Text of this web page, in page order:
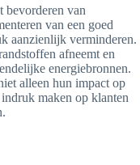
bevorderen van
van een goed
aanzienlijk verminderen.
afneemt en
energiebronnen.
alleen hun impact op
maken op klanten